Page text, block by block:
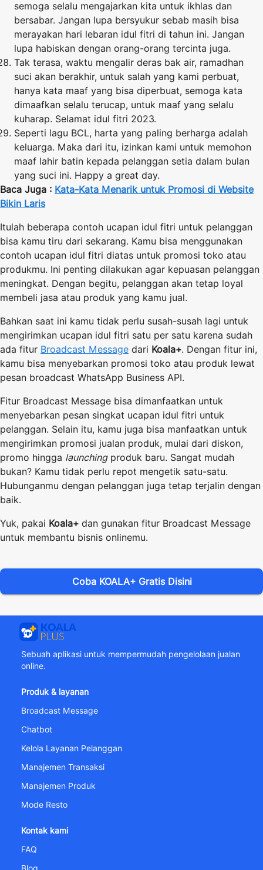
semoga selalu mengajarkan kita untuk ikhlas dan
bersabar. Jangan lupa bersyukur sebab masih bisa
merayakan hari lebaran idul fitri di tahun ini. Jangan
lupa habiskan dengan orang-orang tercinta juga.
Tak terasa, waktu mengalir deras bak air, ramadhan
suci akan berakhir, untuk salah yang kami perbuat,
hanya kata maaf yang bisa diperbuat, semoga kata
dimaafkan selalu terucap, untuk maaf yang selalu
kuharap. Selamat idul fitri 2023.
Seperti lagu BCL, harta yang paling berharga adalah
keluarga. Maka dari itu, izinkan kami untuk memohon
maaf lahir batin kepada pelanggan setia dalam bulan
yang suci ini. Happy a great day.
Baca Juga : Kata-Kata Menarik untuk Promosi di Website
Bikin Laris
Itulah beberapa contoh ucapan idul fitri untuk pelanggan
bisa kamu tiru dari sekarang. Kamu bisa menggunakan
contoh ucapan idul fitri diatas untuk promosi toko atau
produkmu. Ini penting dilakukan agar kepuasan pelanggan
meningkat. Dengan begitu, pelanggan akan tetap loyal
membeli jasa atau produk yang kamu jual.
Bahkan saat ini kamu tidak perlu susah-susah lagi untuk
mengirimkan ucapan idul fitri satu per satu karena sudah
ada fitur Broadcast Message dari Koala+. Dengan fitur ini,
kamu bisa menyebarkan promosi toko atau produk lewat
pesan broadcast WhatsApp Business API.
Fitur Broadcast Message bisa dimanfaatkan untuk
menyebarkan pesan singkat ucapan idul fitri untuk
pelanggan. Selain itu, kamu juga bisa manfaatkan untuk
mengirimkan promosi jualan produk, mulai dari diskon,
promo hingga launchingproduk baru. Sangat mudah
bukan? Kamu tidak perlu repot mengetik satu-satu.
Hubunganmu dengan pelanggan juga tetap terjalin dengan
baik.
Yuk, pakai Koala+ dan gunakan fitur Broadcast Message
untuk membantu bisnis onlinemu.
Coba KOALA+ Gratis Disini
Sebuah aplikasi untuk mempermudah pengelolaan jualan
online.
Produk & layanan
Broadcast Message
Chatbot
Kelola Layanan Pelanggan
Manajemen Transaksi
Manajemen Produk
Mode Resto
Kontak kami
FAQ